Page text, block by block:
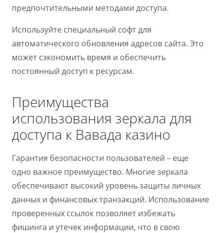
предпочтительными методами доступа.
Используйте специальный софт для
автоматического обновления адресов сайта. Это
может сэкономить время и обеспечить
постоянный доступ к ресурсам.
Преимущества
использования зеркала для
доступа к Вавада казино
Гарантия безопасности пользователей – еще
одно важное преимущество. Многие зеркала
обеспечивают высокий уровень защиты личных
данных и финансовых транзакций. Использование
проверенных ссылок позволяет избежать
фишинга и утечек информации, что в свою